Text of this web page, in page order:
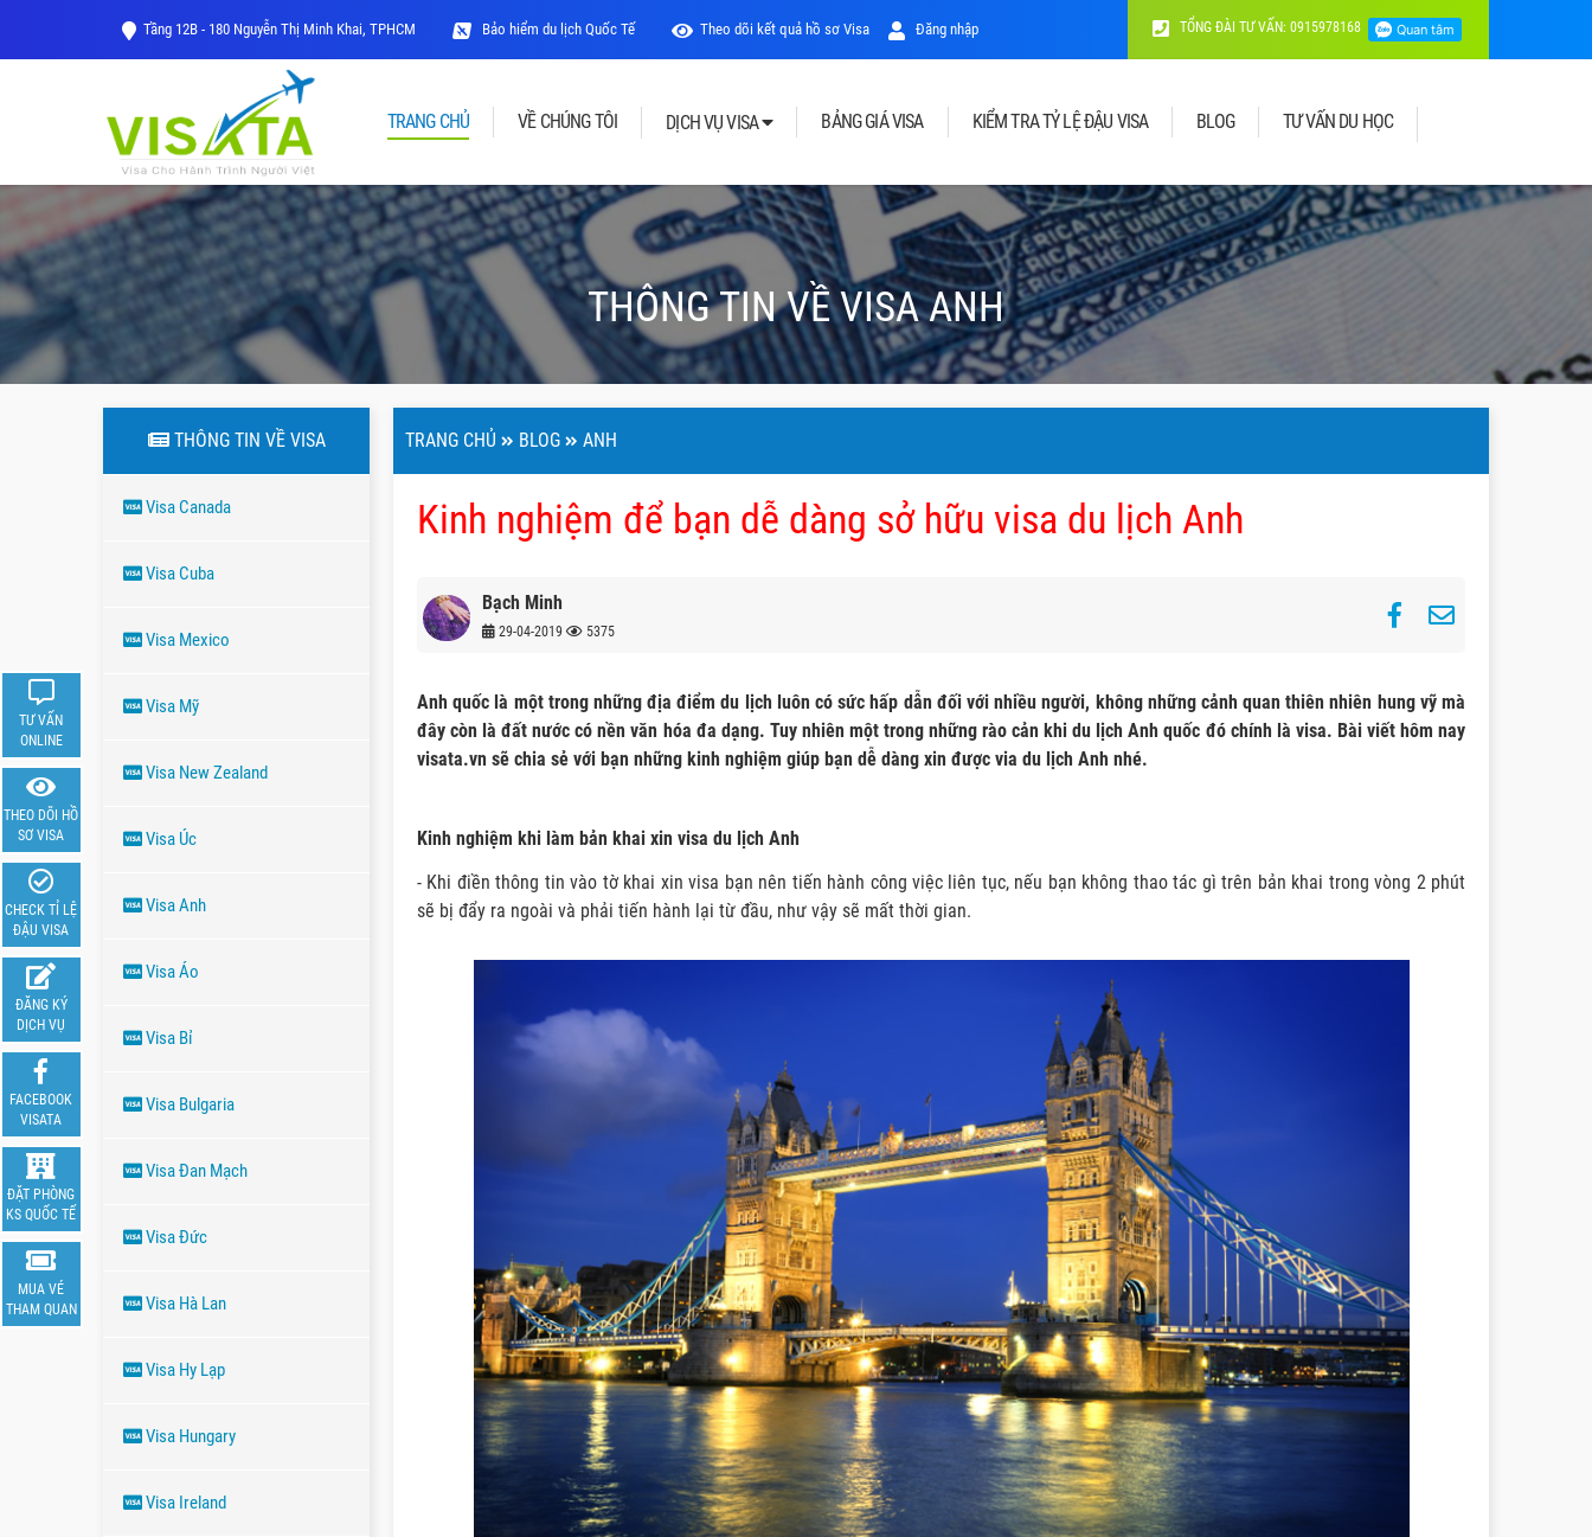
Tầng 12B - 180 Nguyễn Thị Minh Khai, TPHCM Bảo hiểm du lịch Quốc Tế Theo dõi kết quả hồ sơ Visa Đăng nhập TỔNG ĐÀI TƯ VẤN: 0915978168
TRANG CHỦ VỀ CHÚNG TÔI DỊCH VỤ VISA BẢNG GIÁ VISA KIỂM TRA TỶ LỆ ĐẬU VISA BLOG TƯ VẤN DU HỌC
THÔNG TIN VỀ VISA ANH
THÔNG TIN VỀ VISA
Visa Canada
Visa Cuba
Visa Mexico
Visa Mỹ
Visa New Zealand
Visa Úc
Visa Anh
Visa Áo
Visa Bỉ
Visa Bulgaria
Visa Đan Mạch
Visa Đức
Visa Hà Lan
Visa Hy Lạp
Visa Hungary
Visa Ireland
TRANG CHỦ BLOG ANH
Kinh nghiệm để bạn dễ dàng sở hữu visa du lịch Anh
Bạch Minh
29-04-2019 5375
Anh quốc là một trong những địa điểm du lịch luôn có sức hấp dẫn đối với nhiều người, không những cảnh quan thiên nhiên hung vỹ mà
đây còn là đất nước có nền văn hóa đa dạng. Tuy nhiên một trong những rào cản khi du lịch Anh quốc đó chính là visa. Bài viết hôm nay
visata.vn sẽ chia sẻ với bạn những kinh nghiệm giúp bạn dễ dàng xin được via du lịch Anh nhé.
Kinh nghiệm khi làm bản khai xin visa du lịch Anh
- Khi điền thông tin vào tờ khai xin visa bạn nên tiến hành công việc liên tục, nếu bạn không thao tác gì trên bản khai trong vòng 2 phút
sẽ bị đẩy ra ngoài và phải tiến hành lại từ đầu, như vậy sẽ mất thời gian.
TƯ VẤN
ONLINE
THEO DÕI HỒ
SƠ VISA
CHECK TỈ LỆ
ĐẬU VISA
ĐĂNG KÝ
DỊCH VỤ
FACEBOOK
VISATA
ĐẶT PHÒNG
KS QUỐC TẾ
MUA VÉ
THAM QUAN